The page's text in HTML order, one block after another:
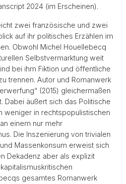
2024 (im Erscheinen).
zwei französische und zwei
auf ihr politisches Erzählen im
Obwohl Michel Houellebecq
Selbstvermarktung weit
bei ihm Fiktion und öffentliche
trennen. Autor und Romanwerk
(2015) gleichermaßen
Dabei äußert sich das Politische
weniger in rechtspopulistischen
einem nur mehr
Die Inszenierung von trivialen
Massenkonsum erweist sich
Dekadenz aber als explizit
gesamtes Romanwerk